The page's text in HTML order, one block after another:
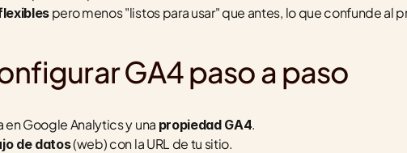
pero menos "listos para usar" que antes, lo que confunde al
GA4 paso a paso
en Google Analytics y una propiedad GA4.
de datos (web) con la URL de tu sitio.